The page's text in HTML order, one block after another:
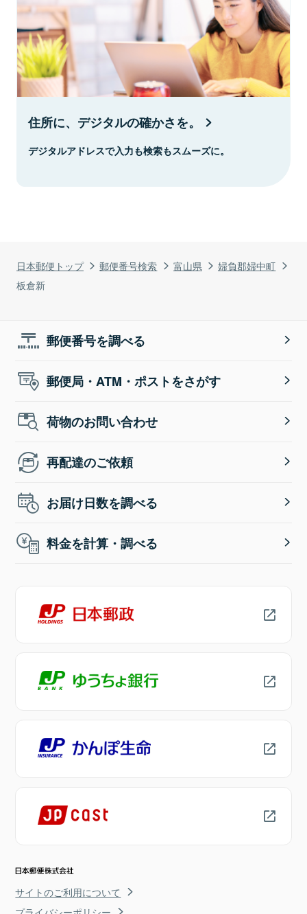
日本郵便トップ 郵便番号検索 富山県
婦負郡婦中町
板倉新
住所に、デジタルの確かさを。
デジタルアドレスで入力も検索もスムーズに。
郵便番号を調べる
郵便局・ATM・ポストをさがす
荷物のお問い合わせ
再配達のご依頼
お届け日数を調べる
料金を計算・調べる
サイトのご利用について